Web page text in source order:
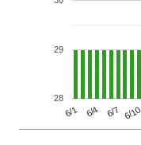
6/1 6/4 6/7 6/10
28
29